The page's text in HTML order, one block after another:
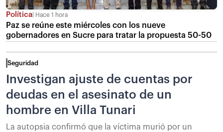
Política Hace 1 hora
Paz se reúne este miércoles con los nueve
gobernadores en Sucre para tratar la propuesta 50-50
Seguridad
Investigan ajuste de cuentas por
deudas en el asesinato de un
hombre en Villa Tunari
La autopsia confirmó que la víctima murió por un